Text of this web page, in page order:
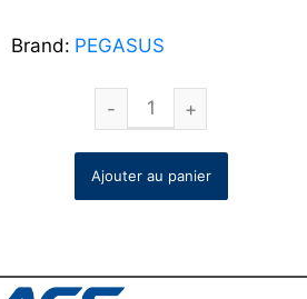
Brand: PEGASUS
Ajouter au panier